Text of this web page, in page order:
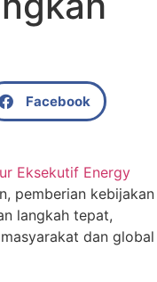
Facebook
Eksekutif Energy
pemberian kebijakan
langkah tepat,
dan global